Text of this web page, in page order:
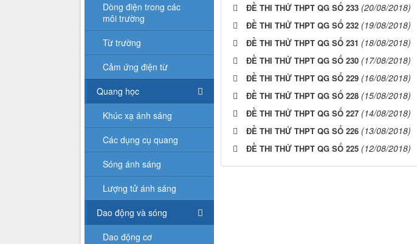
ĐỀ THI THỬ THPT QG SỐ 233 (20/08/2018)
ĐỀ THI THỬ THPT QG SỐ 232 (19/08/2018)
ĐỀ THI THỬ THPT QG SỐ 231 (18/08/2018)
ĐỀ THI THỬ THPT QG SỐ 230 (17/08/2018)
ĐỀ THI THỬ THPT QG SỐ 229 (16/08/2018)
ĐỀ THI THỬ THPT QG SỐ 228 (15/08/2018)
ĐỀ THI THỬ THPT QG SỐ 227 (14/08/2018)
ĐỀ THI THỬ THPT QG SỐ 226 (13/08/2018)
ĐỀ THI THỬ THPT QG SỐ 225 (12/08/2018)
Dòng điện trong các
môi trường
Từ trường
Cảm ứng điện từ
Quang học
Khúc xạ ánh sáng
Các dụng cụ quang
Sóng ánh sáng
Lượng tử ánh sáng
Dao động và sóng
Dao động cơ